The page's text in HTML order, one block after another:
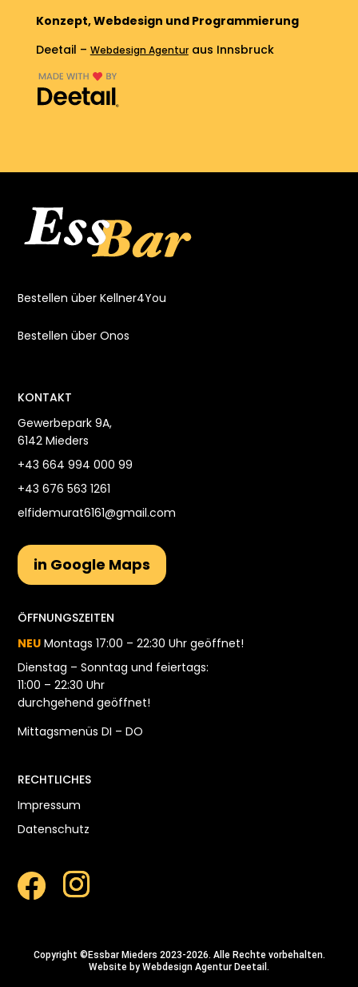
Konzept, Webdesign und Programmierung
Deetail – Webdesign Agenturaus Innsbruck
Bestellen über Kellner4You
Bestellen über Onos
KONTAKT
Gewerbepark 9A,
6142 Mieders
+43 664 994 000 99
+43 676 563 1261
elfidemurat6161@gmail.com
in Google Maps
ÖFFNUNGSZEITEN
NEU Montags 17:00 – 22:30 Uhr geöffnet!
Dienstag – Sonntag und feiertags:
11:00 – 22:30 Uhr
durchgehend geöffnet!
Mittagsmenüs DI – DO
RECHTLICHES
Impressum
Datenschutz
Copyright ©Essbar Mieders 2023-2026. Alle Rechte vorbehalten.
Website by Webdesign Agentur Deetail.